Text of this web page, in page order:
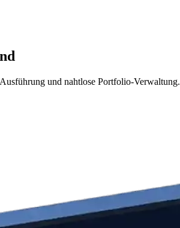
und nahtlose Portfolio-Verwaltung.